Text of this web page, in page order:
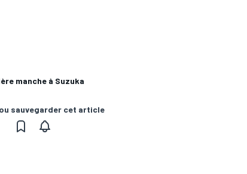
manche à Suzuka
sauvegarder cet article